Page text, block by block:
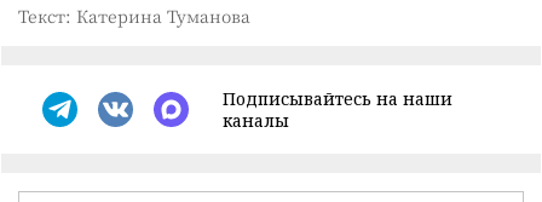
Текст: Катерина Туманова
Подписывайтесь на наши
каналы